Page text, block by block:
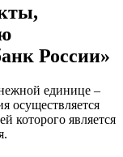
России»
единице –
осуществляется
которого является